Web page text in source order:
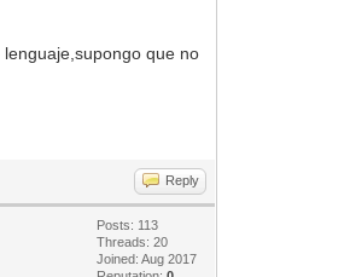
que no
Reply
Posts: 113
Threads: 20
Joined: Aug 2017